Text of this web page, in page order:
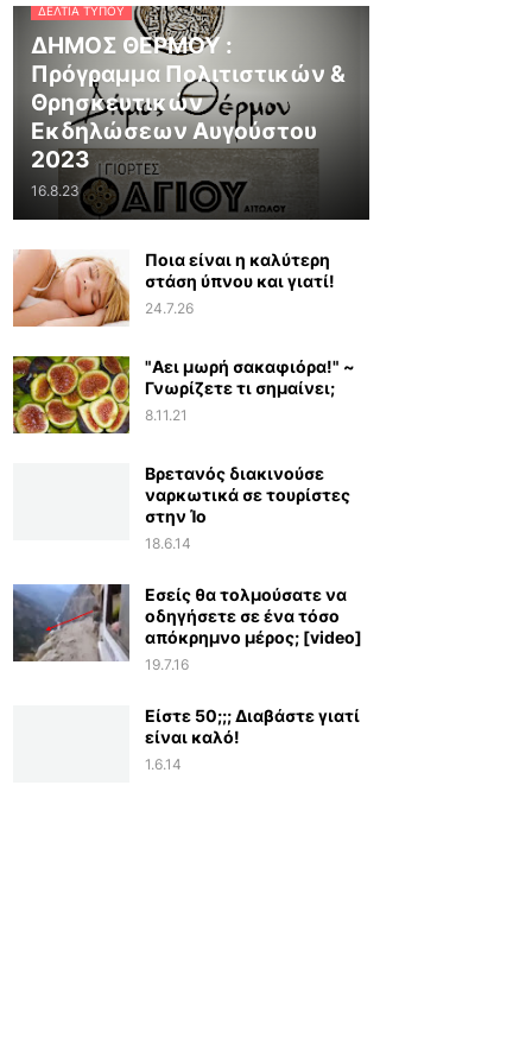
ΔΕΛΤΊΑ ΤΎΠΟΥ
ΔΗΜΟΣ ΘΕΡΜΟΥ :
Πρόγραμμα Πολιτιστικών &
Θρησκευτικών
Εκδηλώσεων Αυγούστου
2023
16.8.23
Ποια είναι η καλύτερη
στάση ύπνου και γιατί!
24.7.26
"Αει μωρή σακαφιόρα!" ~
Γνωρίζετε τι σημαίνει;
8.11.21
Βρετανός διακινούσε
ναρκωτικά σε τουρίστες
στην Ίο
18.6.14
Εσείς θα τολμούσατε να
οδηγήσετε σε ένα τόσο
απόκρημνο μέρος; [video]
19.7.16
Είστε 50;;; Διαβάστε γιατί
είναι καλό!
1.6.14